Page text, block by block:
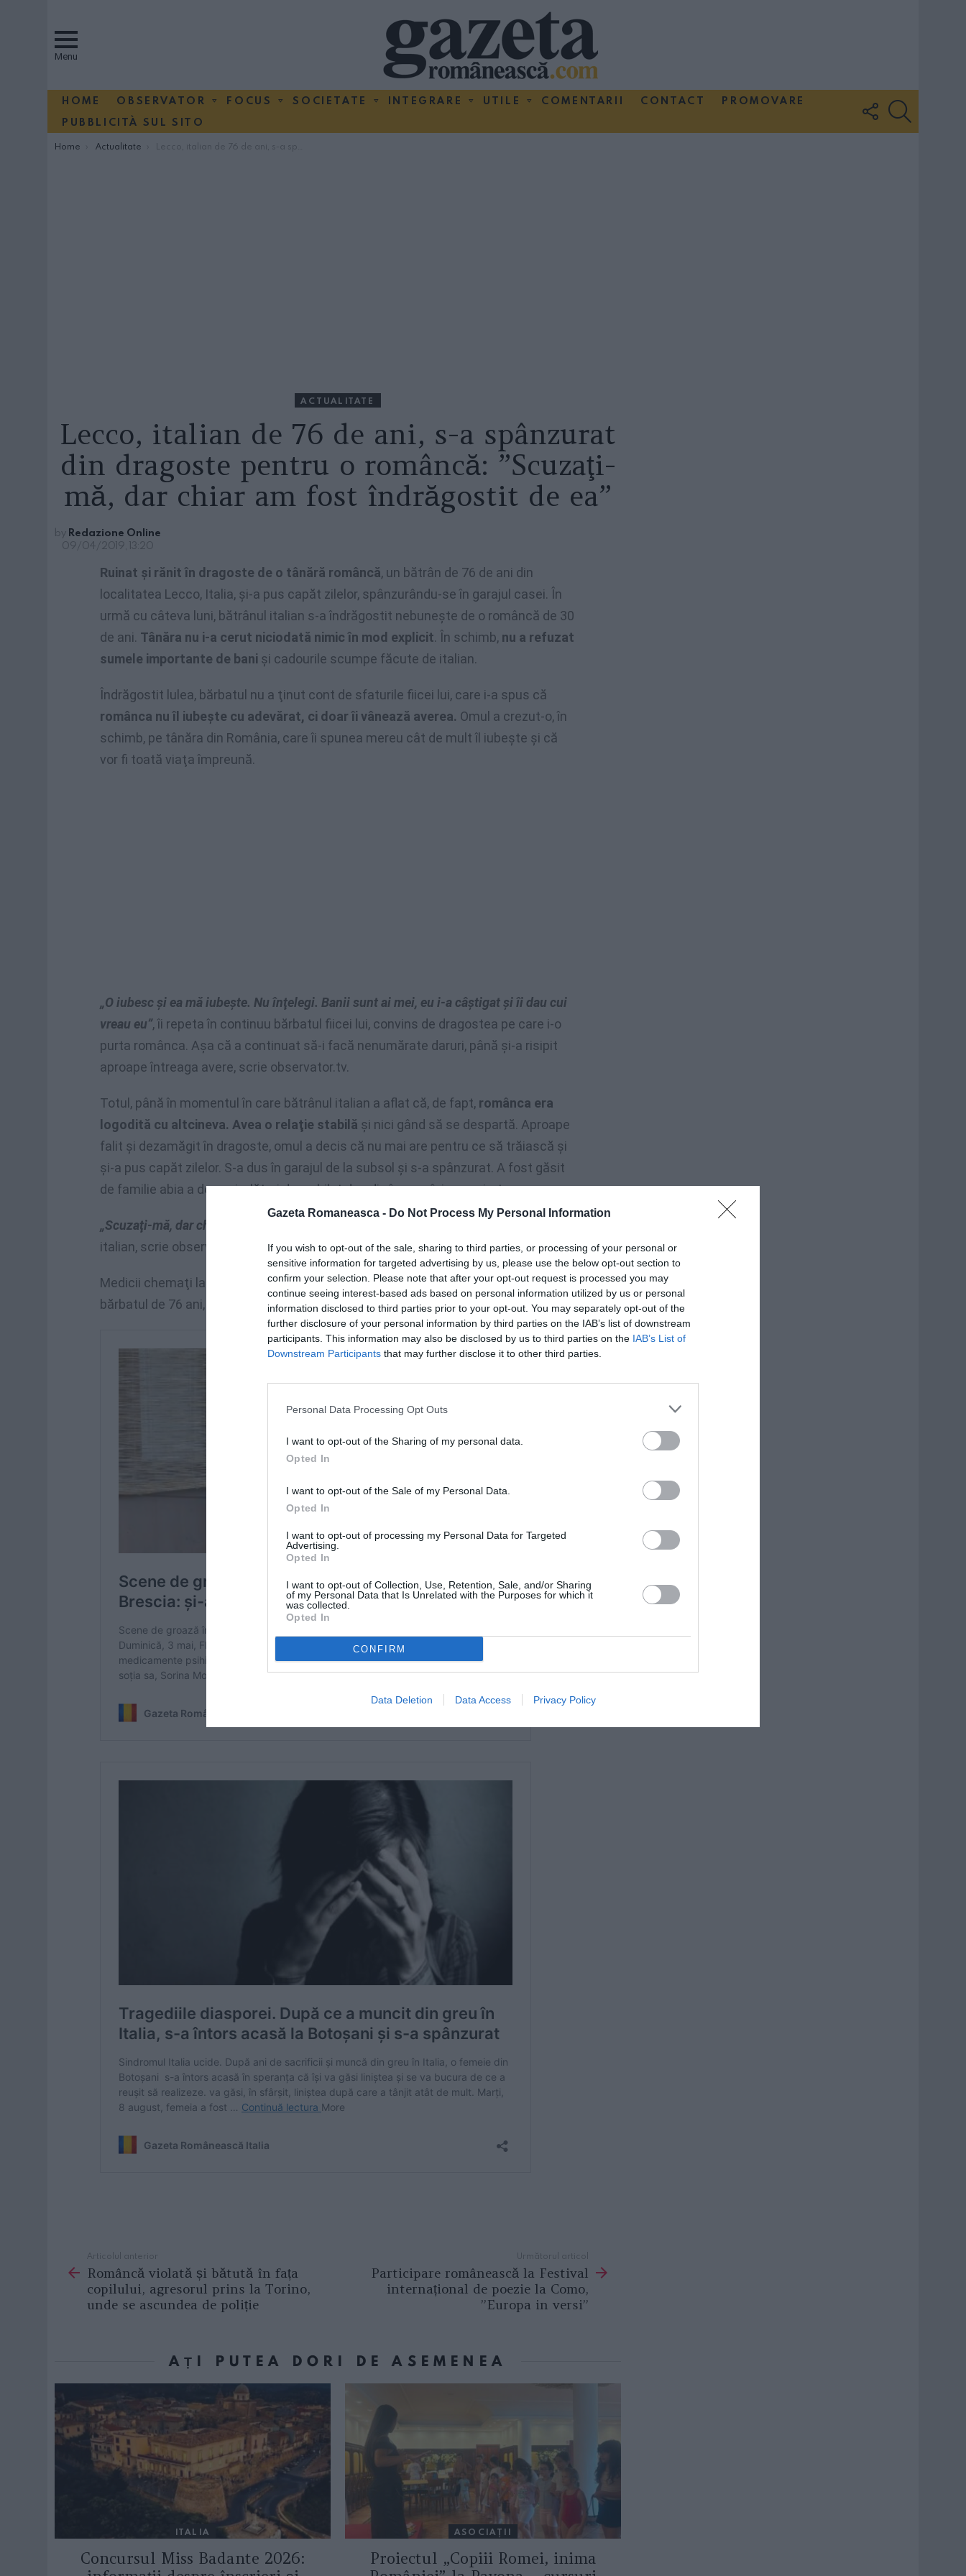
Gazeta Romaneasca - Do Not Process My Personal Information
If you wish to opt-out of the sale, sharing to third parties, or processing of your personal or
sensitive information for targeted advertising by us, please use the below opt-out section to
confirm your selection. Please note that after your opt-out request is processed you may
continue seeing interest-based ads based on personal information utilized by us or personal
information disclosed to third parties prior to your opt-out. You may separately opt-out of the
further disclosure of your personal information by third parties on the IAB’s list of downstream
participants. This information may also be disclosed by us to third parties on the IAB’s List of
Downstream Participants that may further disclose it to other third parties.
Personal Data Processing Opt Outs
I want to opt-out of the Sharing of my personal data.
Opted In
I want to opt-out of the Sale of my Personal Data.
Opted In
I want to opt-out of processing my Personal Data for Targeted
Advertising.
Opted In
I want to opt-out of Collection, Use, Retention, Sale, and/or Sharing
of my Personal Data that Is Unrelated with the Purposes for which it
was collected.
Opted In
CONFIRM
Data Deletion Data Access Privacy Policy
Menu
HOME OBSERVATOR FOCUS SOCIETATE INTEGRARE UTILE COMENTARII CONTACT
PROMOVARE
PUBBLICITÀ SUL SITO
FOLLOW
US
You are here:
Home Actualitate Lecco, italian de 76 de ani, s-a spânzurat din dragoste pentru o româncă: ”Scuzaţi-mă, dar chiar am fost îndrăgostit de ea”
ACTUALITATE
Lecco, italian de 76 de ani, s-a spânzurat
din dragoste pentru o româncă: ”Scuzaţi-
mă, dar chiar am fost îndrăgostit de ea”
by Redazione Online
09/04/2019, 13:20
Ruinat şi rănit în dragoste de o tânără româncă, un bătrân de 76 de ani din
localitatea Lecco, Italia, şi-a pus capăt zilelor, spânzurându-se în garajul casei. În
urmă cu câteva luni, bătrânul italian s-a îndrăgostit nebuneşte de o româncă de 30
de ani. Tânăra nu i-a cerut niciodată nimic în mod explicit. În schimb, nu a refuzat
sumele importante de bani şi cadourile scumpe făcute de italian.
Îndrăgostit lulea, bărbatul nu a ţinut cont de sfaturile fiicei lui, care i-a spus că
românca nu îl iubeşte cu adevărat, ci doar îi vânează averea. Omul a crezut-o, în
schimb, pe tânăra din România, care îi spunea mereu cât de mult îl iubeşte şi că
vor fi toată viaţa împreună.
„O iubesc şi ea mă iubeşte. Nu înţelegi. Banii sunt ai mei, eu i-a câştigat şi îi dau cui
vreau eu”, îi repeta în continuu bărbatul fiicei lui, convins de dragostea pe care i-o
purta românca. Aşa că a continuat să-i facă nenumărate daruri, până şi-a risipit
aproape întreaga avere, scrie observator.tv.
Totul, până în momentul în care bătrânul italian a aflat că, de fapt, românca era
logodită cu altcineva. Avea o relaţie stabilă şi nici gând să se despartă. Aproape
falit şi dezamăgit în dragoste, omul a decis că nu mai are pentru ce să trăiască şi
şi-a pus capăt zilelor. S-a dus în garajul de la subsol şi s-a spânzurat. A fost găsit
de familie abia a doua zi, alături de un bilet de adio în care îşi cerea iertare.
„Scuzaţi-mă, dar chiar am fost îndrăgostit de ea”
italian, scrie observator.tv.
Medicii chemaţi la faţa locului nu au mai putut face nimic ca să-l salveze pe
bărbatul de 76 ani, fiind nevoiţi să constate decesul.
more
Articolul anterior
Româncă violată și bătută în fața
copilului, agresorul prins la Torino,
unde se ascundea de poliție
Următorul articol
Participare românească la Festival
internațional de poezie la Como,
”Europa in versi”
AȚI PUTEA DORI DE ASEMENEA
ITALIA
Concursul Miss Badante 2026:
ASOCIAŢII
Proiectul „Copiii Romei, inima